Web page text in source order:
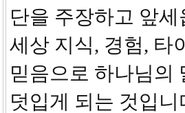
단을 주장하고 앞
세상 지식, 경험, 타
믿음으로 하나님의
덧입게 되는 것입